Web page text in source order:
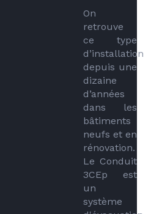
On
retrouve
ce type
d’installation
depuis une
dizaine
d’années
dans les
bâtiments
neufs et en
rénovation.
Le Conduit
3CEp est
un
système